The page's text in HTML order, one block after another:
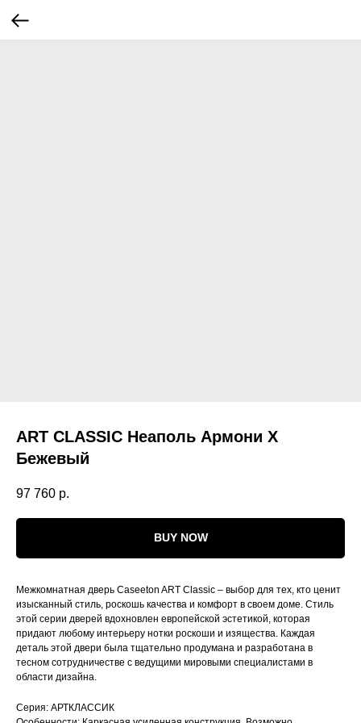
ART CLASSIC Неаполь Армони Х
Бежевый
97 760 р.
BUY NOW
Межкомнатная дверь Caseeton ART Classic – выбор для тех, кто ценит
изысканный стиль, роскошь качества и комфорт в своем доме. Стиль
этой серии дверей вдохновлен европейской эстетикой, которая
придают любому интерьеру нотки роскоши и изящества. Каждая
деталь этой двери была тщательно продумана и разработана в
тесном сотрудничестве с ведущими мировыми специалистами в
области дизайна.
Серия: АРТКЛАССИК